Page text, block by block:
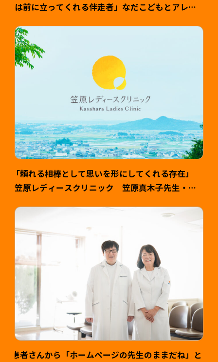
は前に立ってくれる伴走者」なだこどもとアレル
し）様 >
「頼れる相棒として思いを形にしてくれる存在」
笠原レディースクリニック 笠原真木子先生・健
患者さんから「ホームページの先生のままだね」と